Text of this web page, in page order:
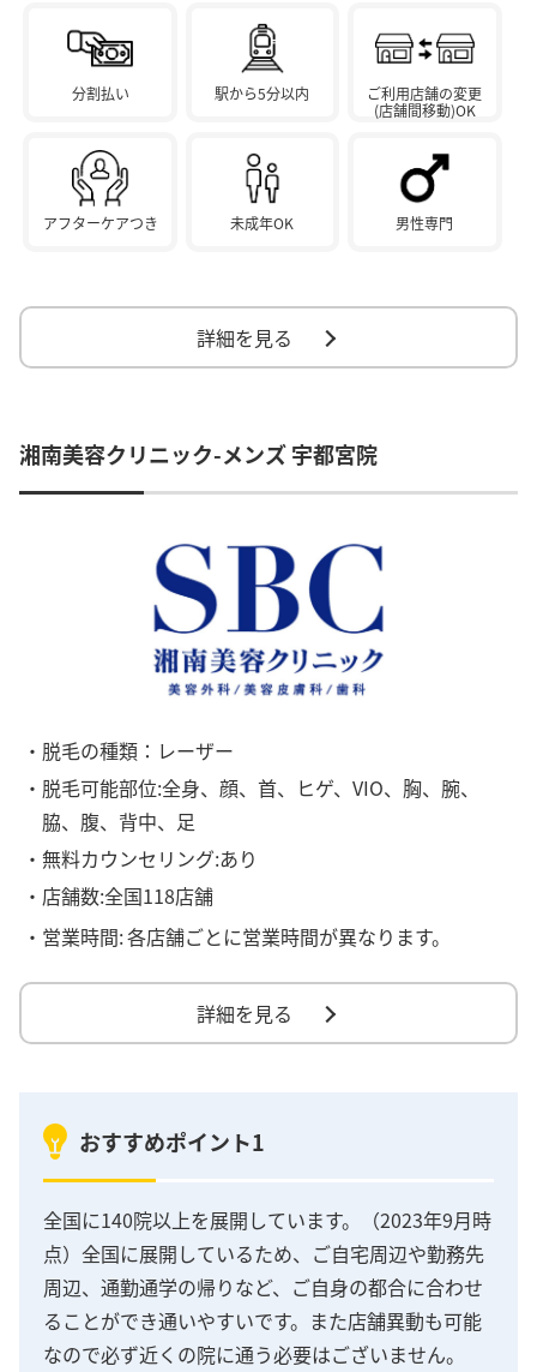
分割払い 駅から5分以内
ご利用店舗の変更
(店舗間移動)OK
アフターケアつき 未成年OK 男性専門
詳細を見る
湘南美容クリニック-メンズ 宇都宮院
・脱毛の種類：レーザー
・脱毛可能部位:全身、顔、首、ヒゲ、VIO、胸、腕、
脇、腹、背中、足
・無料カウンセリング:あり
・店舗数:全国118店舗
・営業時間:各店舗ごとに営業時間が異なります。
詳細を見る
おすすめポイント1
全国に140院以上を展開しています。（2023年9月時
点）全国に展開しているため、ご自宅周辺や勤務先
周辺、通勤通学の帰りなど、ご自身の都合に合わせ
ることができ通いやすいです。また店舗異動も可能
なので必ず近くの院に通う必要はございません。